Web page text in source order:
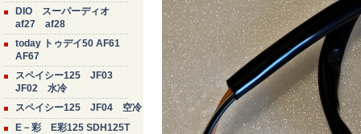
DIO スーパーディオ
af27 af28
today トゥデイ50 AF61
AF67
スペイシー125 JF03
JF02 水冷
スペイシー125 JF04 空冷
E－彩 E彩125 SDH125T